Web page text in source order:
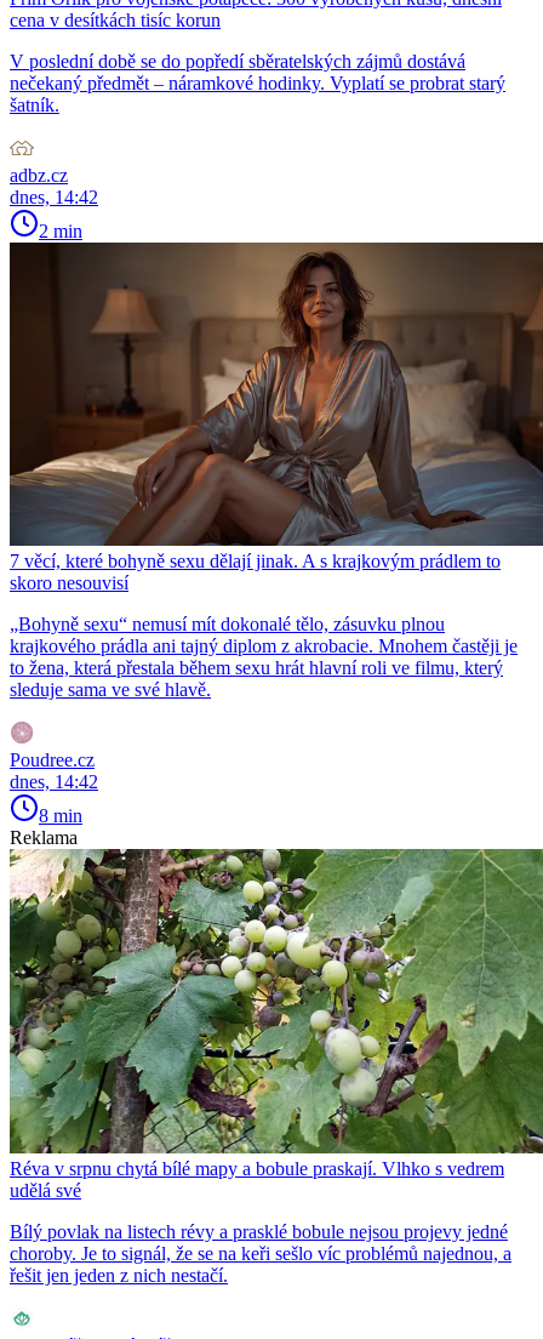
cena v desítkách tisíc korun
V poslední době se do popředí sběratelských zájmů dostává
nečekaný předmět – náramkové hodinky. Vyplatí se probrat starý
šatník.
adbz.cz
dnes, 14:42
2 min
7 věcí, které bohyně sexu dělají jinak. A s krajkovým prádlem to
skoro nesouvisí
„Bohyně sexu“ nemusí mít dokonalé tělo, zásuvku plnou
krajkového prádla ani tajný diplom z akrobacie. Mnohem častěji je
to žena, která přestala během sexu hrát hlavní roli ve filmu, který
sleduje sama ve své hlavě.
Poudree.cz
dnes, 14:42
8 min
Reklama
Réva v srpnu chytá bílé mapy a bobule praskají. Vlhko s vedrem
udělá své
Bílý povlak na listech révy a prasklé bobule nejsou projevy jedné
choroby. Je to signál, že se na keři sešlo víc problémů najednou, a
řešit jen jeden z nich nestačí.